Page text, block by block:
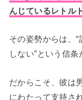
んじているレトル
その姿勢からは、
しない”という信条
だからこそ、彼は
にわたって支持さ